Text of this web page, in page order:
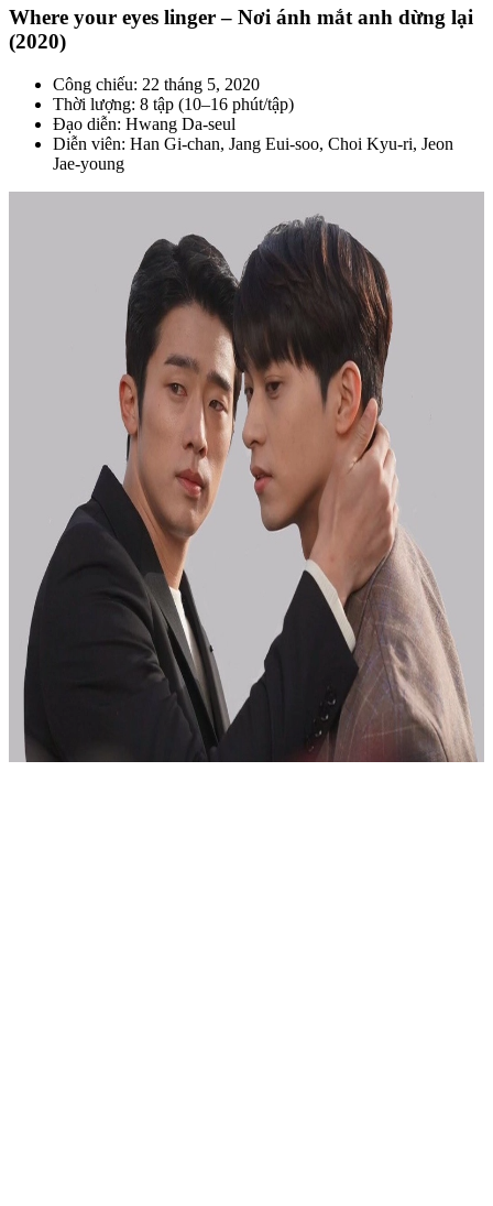
Where your eyes linger – Nơi ánh mắt anh dừng lại
(2020)
Công chiếu: 22 tháng 5, 2020
Thời lượng: 8 tập (10–16 phút/tập)
Đạo diễn: Hwang Da-seul
Diễn viên: Han Gi-chan, Jang Eui-soo, Choi Kyu-ri, Jeon
Jae-young